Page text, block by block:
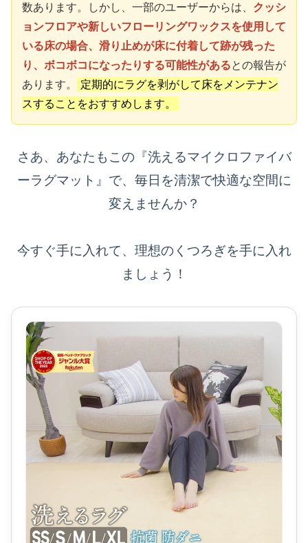
数あります。しかし、一部のユーザーからは、 クッシ
ョンフロアや新しいフローリングワックスを使用して
いる床の場合、滑り止めが床に付着して跡が残った
り、ボコボコになったりする可能性があるとの報告が
あります。
定期的にラグを剥がして床をメンテナン
スすることをおすすめします。
さあ、あなたもこの『洗えるマイクロファイバ
ーラグマット』で、毎日を清潔で快適な空間に
変えませんか？
今すぐ手に入れて、理想のくつろぎを手に入れ
ましょう！